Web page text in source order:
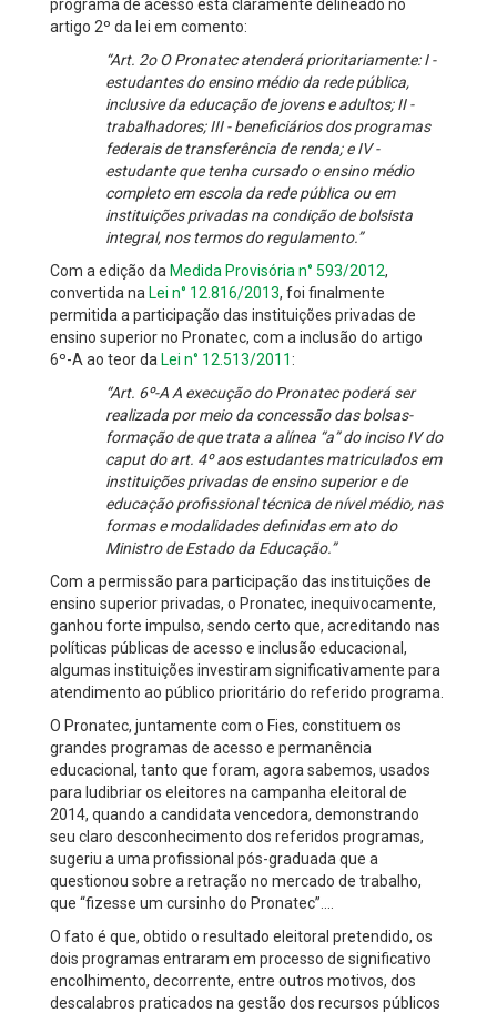
programa de acesso está claramente delineado no
artigo 2º da lei em comento:
“Art. 2o O Pronatec atenderá prioritariamente: I -
estudantes do ensino médio da rede pública,
inclusive da educação de jovens e adultos; II -
trabalhadores; III - beneficiários dos programas
federais de transferência de renda; e IV -
estudante que tenha cursado o ensino médio
completo em escola da rede pública ou em
instituições privadas na condição de bolsista
integral, nos termos do regulamento.”
Com a edição da Medida Provisória n° 593/2012,
convertida na Lei n° 12.816/2013, foi finalmente
permitida a participação das instituições privadas de
ensino superior no Pronatec, com a inclusão do artigo
6º-A ao teor da Lei n° 12.513/2011 :
“Art. 6º-A A execução do Pronatec poderá ser
realizada por meio da concessão das bolsas-
formação de que trata a alínea “a” do inciso IV do
caput do art. 4º aos estudantes matriculados em
instituições privadas de ensino superior e de
educação profissional técnica de nível médio, nas
formas e modalidades definidas em ato do
Ministro de Estado da Educação.”
Com a permissão para participação das instituições de
ensino superior privadas, o Pronatec, inequivocamente,
ganhou forte impulso, sendo certo que, acreditando nas
políticas públicas de acesso e inclusão educacional,
algumas instituições investiram significativamente para
atendimento ao público prioritário do referido programa.
O Pronatec, juntamente com o Fies, constituem os
grandes programas de acesso e permanência
educacional, tanto que foram, agora sabemos, usados
para ludibriar os eleitores na campanha eleitoral de
2014, quando a candidata vencedora, demonstrando
seu claro desconhecimento dos referidos programas,
sugeriu a uma profissional pós-graduada que a
questionou sobre a retração no mercado de trabalho,
que “fizesse um cursinho do Pronatec”....
O fato é que, obtido o resultado eleitoral pretendido, os
dois programas entraram em processo de significativo
encolhimento, decorrente, entre outros motivos, dos
descalabros praticados na gestão dos recursos públicos